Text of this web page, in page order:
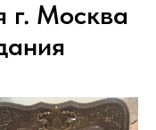
г. Москва